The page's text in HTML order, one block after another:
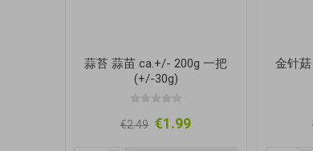
蒜苔 蒜苗 ca.+/- 200g 一把
(+/-30g)
€2.49 €1.99
金针